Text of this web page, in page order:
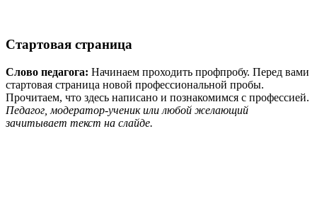
Стартовая страница
Слово педагога: Начинаем проходить профпробу. Перед вами
стартовая страница новой профессиональной пробы.
Прочитаем, что здесь написано и познакомимся с профессией.
Педагог, модератор-ученик или любой желающий
зачитывает текст на слайде.